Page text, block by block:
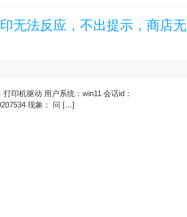
无法反应，不出提示，商店无
打印机驱动 用户系统：win11 会话id：
现象： 问 […]